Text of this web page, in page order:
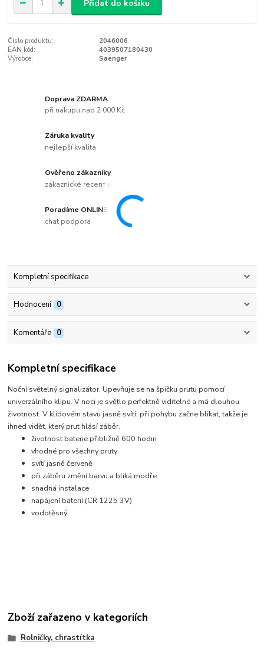
Přidat do košíku
Číslo produktu:
2046006
EAN kód:
4039507180430
Výrobce:
Saenger
Doprava ZDARMA
při nákupu nad 2 000 Kč
Záruka kvality
nejlepší kvalita
Ověřeno zákazníky
zákaznické recenze
Poradíme ONLINE
chat podpora
Kompletní specifikace
Hodnocení 0
Komentáře 0
Kompletní specifikace
Noční světelný signalizátor. Upevňuje se na špičku prutu pomocí
univerzálního klipu. V noci je světlo perfektně viditelné a má dlouhou
životnost. V klidovém stavu jasně svítí, při pohybu začne blikat, takže je
ihned vidět, který prut hlásí záběr.
životnost baterie přibližně 600 hodin
vhodné pro všechny pruty
svítí jasně červeně
při záběru změní barvu a bliká modře
snadná instalace
napájení baterií (CR 1225 3V)
vodotěsný
Zboží zařazeno v kategoriích
Rolničky, chrastítka